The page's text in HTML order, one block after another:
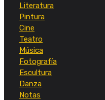
Literatura
Pintura
Cine
Teatro
Música
Fotografía
Escultura
Danza
Notas